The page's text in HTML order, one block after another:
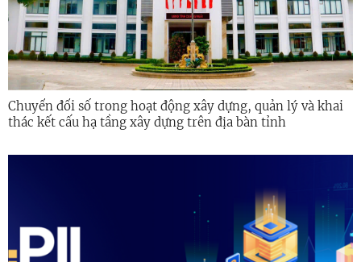
Chuyển đổi số trong hoạt động xây dựng, quản lý và khai
thác kết cấu hạ tầng xây dựng trên địa bàn tỉnh